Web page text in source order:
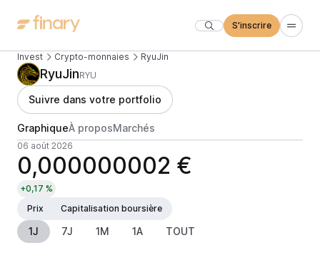
S'inscrire
Invest Crypto-monnaies RyuJin
RyuJinRYU
Suivre dans votre portfolio
GraphiqueÀ proposMarchés
06 août 2026
0,000000002 €
+0,17 %
Prix
Capitalisation boursière
1J 7J 1M 1A TOUT